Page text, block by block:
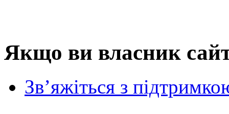
Якщо ви власник
Зв’яжіться з